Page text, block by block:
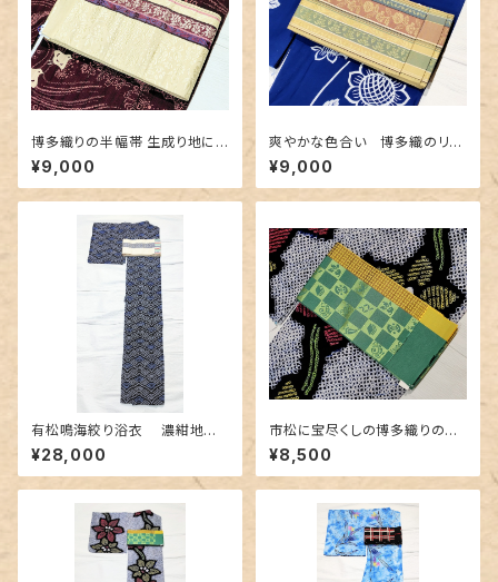
博多織りの半幅帯 生成り地に
豪華な地紋＆赤紫色
¥9,000
爽やかな色合い 博多織のリバ
ーシブル半幅帯
¥9,000
有松鳴海絞り浴衣 濃紺地に
青海波柄
¥28,000
市松に宝尽くしの博多織りの半
幅帯
¥8,500